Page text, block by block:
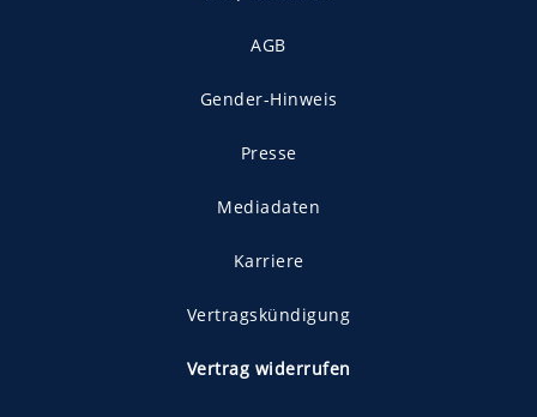
AGB
Gender-Hinweis
Presse
Mediadaten
Karriere
Vertragskündigung
Vertrag widerrufen